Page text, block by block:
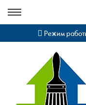
Режим